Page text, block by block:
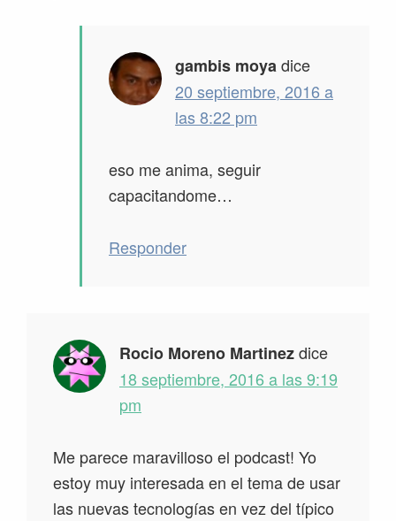
gambis moyadice
20 septiembre, 2016 a
las 8:22 pm
eso me anima, seguir
capacitandome…
Responder
Rocio Moreno Martinezdice
18 septiembre, 2016 a las 9:19
pm
Me parece maravilloso el podcast! Yo
estoy muy interesada en el tema de usar
las nuevas tecnologías en vez del típico